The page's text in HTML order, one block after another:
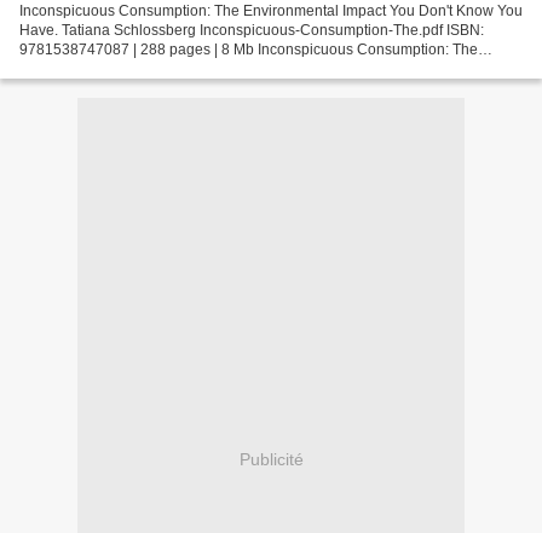
Inconspicuous Consumption: The Environmental Impact You Don't Know You
Have. Tatiana Schlossberg Inconspicuous-Consumption-The.pdf ISBN:
9781538747087 | 288 pages | 8 Mb Inconspicuous Consumption: The
Publicité